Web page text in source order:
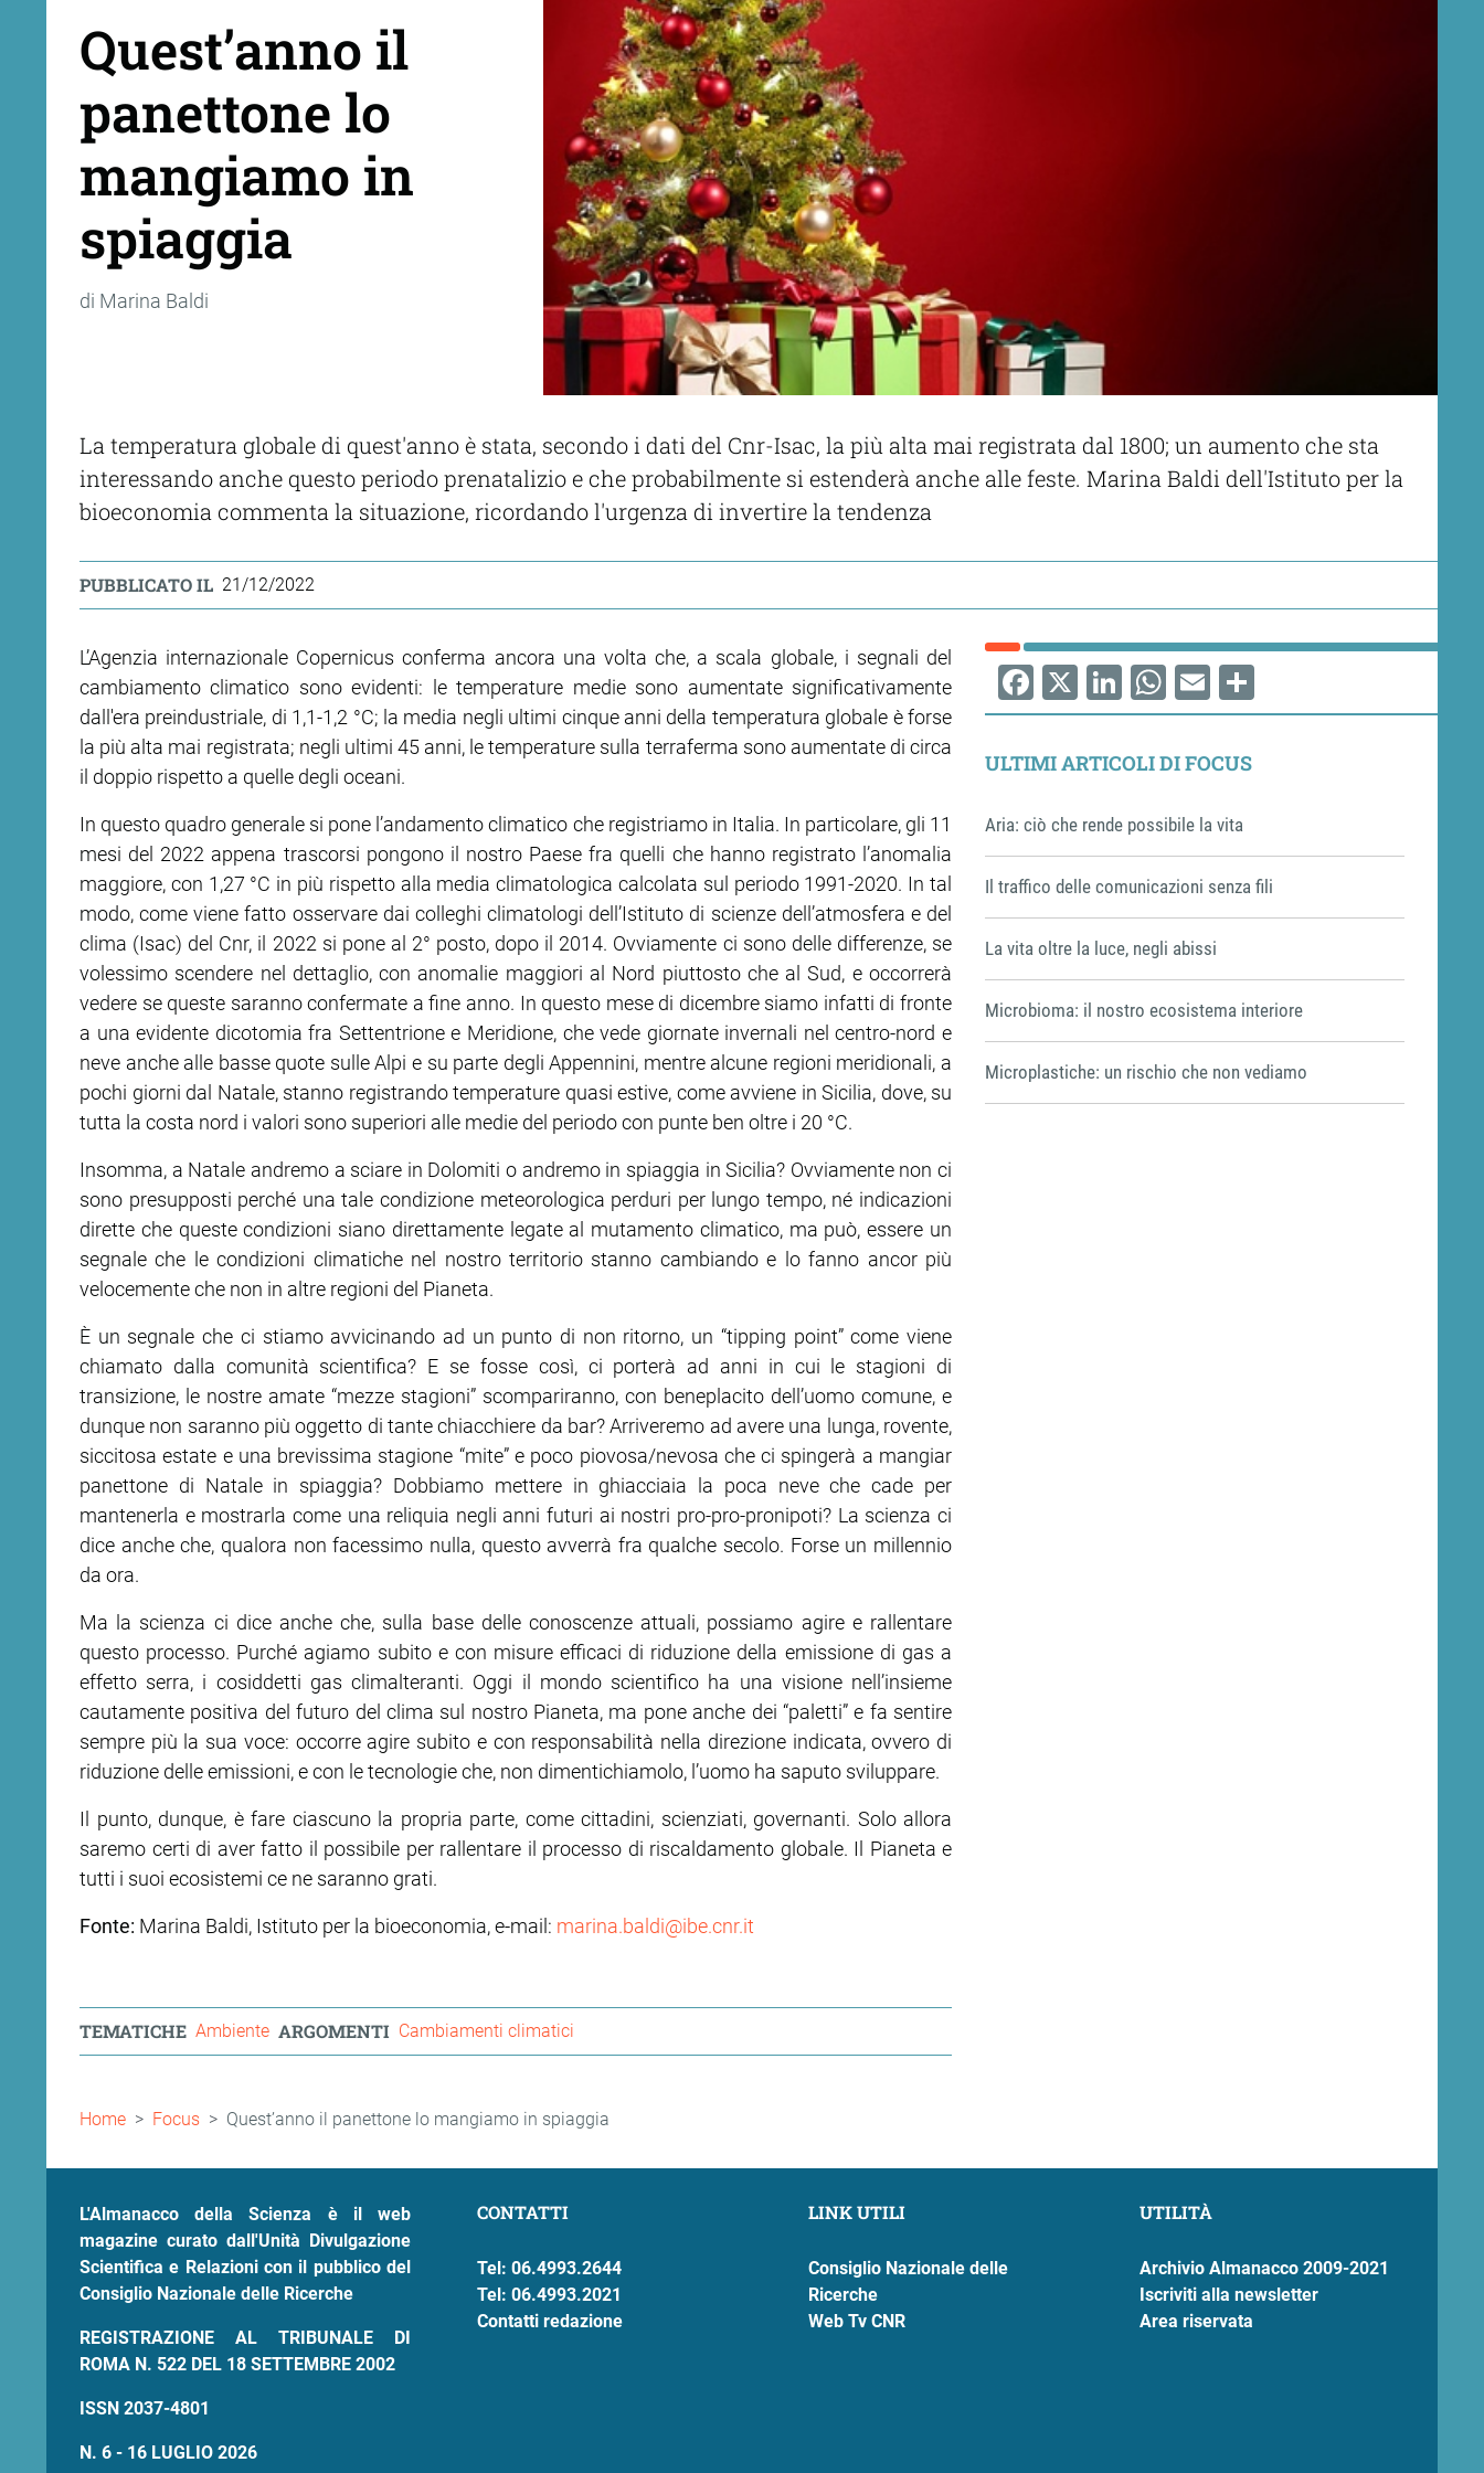
Quest’anno il
panettone lo
mangiamo in
spiaggia
di Marina Baldi
La temperatura globale di quest'anno è stata, secondo i dati del Cnr-Isac, la più alta mai registrata dal 1800; un aumento che sta
interessando anche questo periodo prenatalizio e che probabilmente si estenderà anche alle feste. Marina Baldi dell'Istituto per la
bioeconomia commenta la situazione, ricordando l'urgenza di invertire la tendenza
PUBBLICATO IL 21/12/2022
L’Agenzia internazionale Copernicus conferma ancora una volta che, a scala globale, i segnali del
cambiamento climatico sono evidenti: le temperature medie sono aumentate significativamente
dall'era preindustriale, di 1,1-1,2 °C; la media negli ultimi cinque anni della temperatura globale è forse
la più alta mai registrata; negli ultimi 45 anni, le temperature sulla terraferma sono aumentate di circa
il doppio rispetto a quelle degli oceani.
In questo quadro generale si pone l’andamento climatico che registriamo in Italia. In particolare, gli 11
mesi del 2022 appena trascorsi pongono il nostro Paese fra quelli che hanno registrato l’anomalia
maggiore, con 1,27 °C in più rispetto alla media climatologica calcolata sul periodo 1991-2020. In tal
modo, come viene fatto osservare dai colleghi climatologi dell’Istituto di scienze dell’atmosfera e del
clima (Isac) del Cnr, il 2022 si pone al 2° posto, dopo il 2014. Ovviamente ci sono delle differenze, se
volessimo scendere nel dettaglio, con anomalie maggiori al Nord piuttosto che al Sud, e occorrerà
vedere se queste saranno confermate a fine anno. In questo mese di dicembre siamo infatti di fronte
a una evidente dicotomia fra Settentrione e Meridione, che vede giornate invernali nel centro-nord e
neve anche alle basse quote sulle Alpi e su parte degli Appennini, mentre alcune regioni meridionali, a
pochi giorni dal Natale, stanno registrando temperature quasi estive, come avviene in Sicilia, dove, su
tutta la costa nord i valori sono superiori alle medie del periodo con punte ben oltre i 20 °C.
Insomma, a Natale andremo a sciare in Dolomiti o andremo in spiaggia in Sicilia? Ovviamente non ci
sono presupposti perché una tale condizione meteorologica perduri per lungo tempo, né indicazioni
dirette che queste condizioni siano direttamente legate al mutamento climatico, ma può, essere un
segnale che le condizioni climatiche nel nostro territorio stanno cambiando e lo fanno ancor più
velocemente che non in altre regioni del Pianeta.
È un segnale che ci stiamo avvicinando ad un punto di non ritorno, un “tipping point” come viene
chiamato dalla comunità scientifica? E se fosse così, ci porterà ad anni in cui le stagioni di
transizione, le nostre amate “mezze stagioni” scompariranno, con beneplacito dell’uomo comune, e
dunque non saranno più oggetto di tante chiacchiere da bar? Arriveremo ad avere una lunga, rovente,
siccitosa estate e una brevissima stagione “mite” e poco piovosa/nevosa che ci spingerà a mangiar
panettone di Natale in spiaggia? Dobbiamo mettere in ghiacciaia la poca neve che cade per
mantenerla e mostrarla come una reliquia negli anni futuri ai nostri pro-pro-pronipoti? La scienza ci
dice anche che, qualora non facessimo nulla, questo avverrà fra qualche secolo. Forse un millennio
da ora.
Ma la scienza ci dice anche che, sulla base delle conoscenze attuali, possiamo agire e rallentare
questo processo. Purché agiamo subito e con misure efficaci di riduzione della emissione di gas a
effetto serra, i cosiddetti gas climalteranti. Oggi il mondo scientifico ha una visione nell’insieme
cautamente positiva del futuro del clima sul nostro Pianeta, ma pone anche dei “paletti” e fa sentire
sempre più la sua voce: occorre agire subito e con responsabilità nella direzione indicata, ovvero di
riduzione delle emissioni, e con le tecnologie che, non dimentichiamolo, l’uomo ha saputo sviluppare.
Il punto, dunque, è fare ciascuno la propria parte, come cittadini, scienziati, governanti. Solo allora
saremo certi di aver fatto il possibile per rallentare il processo di riscaldamento globale. Il Pianeta e
tutti i suoi ecosistemi ce ne saranno grati.
Fonte: Marina Baldi, Istituto per la bioeconomia, e-mail: marina.baldi@ibe.cnr.it
TEMATICHE Ambiente ARGOMENTI Cambiamenti climatici
Facebook
X LinkedIn
WhatsApp
EmailShare
ULTIMI ARTICOLI DI FOCUS
Aria: ciò che rende possibile la vita
Il traffico delle comunicazioni senza fili
La vita oltre la luce, negli abissi
Microbioma: il nostro ecosistema interiore
Microplastiche: un rischio che non vediamo
Briciole
Home Focus Quest’anno il panettone lo mangiamo in spiaggia
L'Almanacco della Scienza è il web
magazine curato dall'Unità Divulgazione
Scientifica e Relazioni con il pubblico del
Consiglio Nazionale delle Ricerche
REGISTRAZIONE AL TRIBUNALE DI
ROMA N. 522 DEL 18 SETTEMBRE 2002
ISSN 2037-4801
N. 6 - 16 LUGLIO 2026
CONTATTI
Tel: 06.4993.2644
Tel: 06.4993.2021
Contatti redazione
LINK UTILI
Consiglio Nazionale delle
Ricerche
Web Tv CNR
UTILITÀ
Archivio Almanacco 2009-2021
Iscriviti alla newsletter
Area riservata